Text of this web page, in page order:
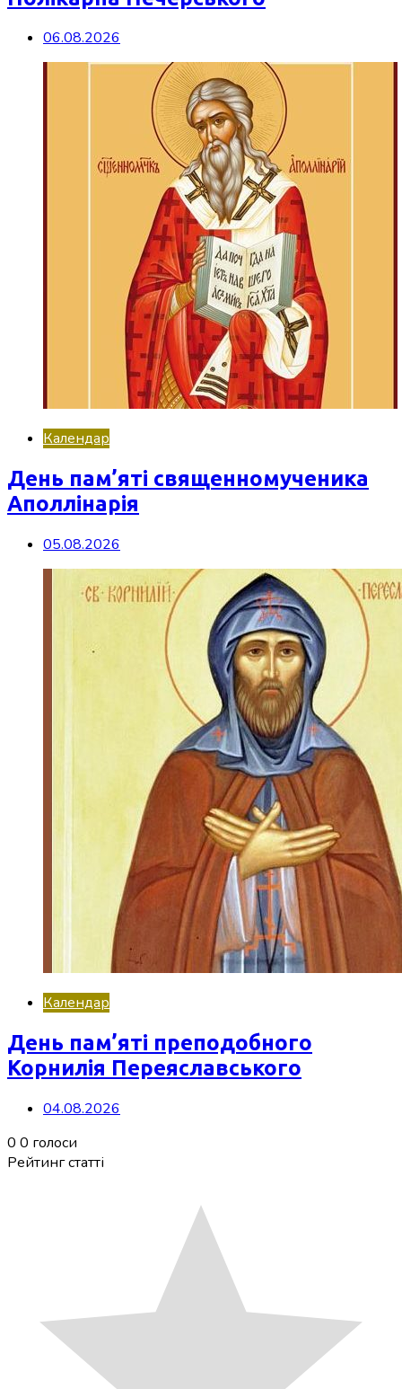
06.08.2026
Календар
День пам’яті священномученика
Аполлінарія
05.08.2026
Календар
День пам’яті преподобного
Корнилія Переяславського
04.08.2026
0 0 голоси
Рейтинг статті